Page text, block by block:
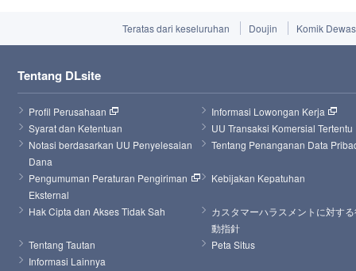
Teratas dari keseluruhan Doujin Komik
Tentang DLsite
Profil Perusahaan
Informasi Lowongan Kerja
Syarat dan Ketentuan
UU Transaksi Komersial Tertentu
Notasi berdasarkan UU Penyelesaian
Dana
Tentang Penanganan Data
Pengumuman Peraturan Pengiriman
Eksternal
Kebijakan Kepatuhan
Hak Cipta dan Akses Tidak Sah
カスタマーハラスメントに対す
動指針
Tentang Tautan
Peta Situs
Informasi Lainnya